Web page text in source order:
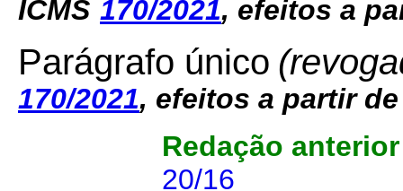
ICMS 170/2021, efeitos a
Parágrafo único
170/2021, efeitos a partir de
Redação
20/16